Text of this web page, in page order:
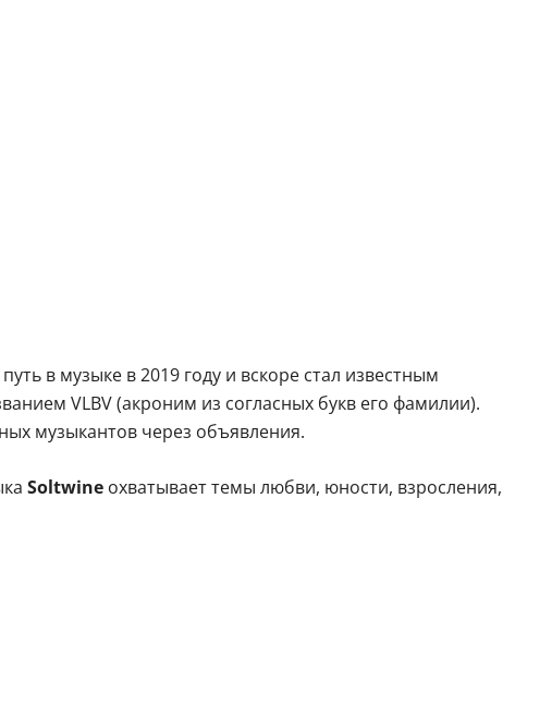
в музыке в 2019 году и вскоре стал известным
VLBV (акроним из согласных букв его фамилии).
музыкантов через объявления.
Soltwine охватывает темы любви, юности, взросления,